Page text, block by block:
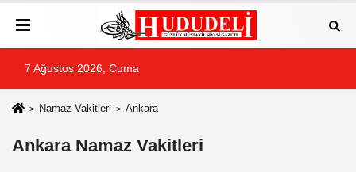
7 Ağustos 2026, Cuma
Namaz Vakitleri Ankara
Ankara Namaz Vakitleri